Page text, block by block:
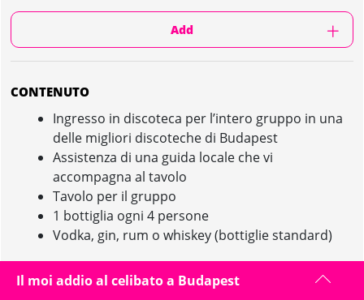
Add
CONTENUTO
Ingresso in discoteca per l’intero gruppo in una
delle migliori discoteche di Budapest
Assistenza di una guida locale che vi
accompagna al tavolo
Tavolo per il gruppo
1 bottiglia ogni 4 persone
Vodka, gin, rum o whiskey (bottiglie standard)
Il moi addio al celibato a Budapest